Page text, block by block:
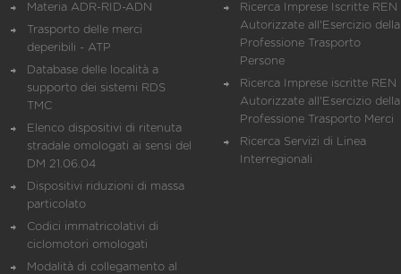
Materia ADR-RID-ADN
Trasporto delle merci
deperibili - ATP
Database delle località a
supporto dei sistemi RDS
TMC
Elenco dispositivi di ritenuta
stradale omologati ai sensi del
DM 21.06.04
Dispositivi riduzioni di massa
particolato
Codici immatricolativi di
ciclomotori omologati
Modalità di collegamento al
Ricerca Imprese Iscritte REN
Autorizzate all'Esercizio della
Professione Trasporto
Persone
Ricerca Imprese iscritte REN
Autorizzate all'Esercizio della
Professione Trasporto Merci
Ricerca Servizi di Linea
Interregionali